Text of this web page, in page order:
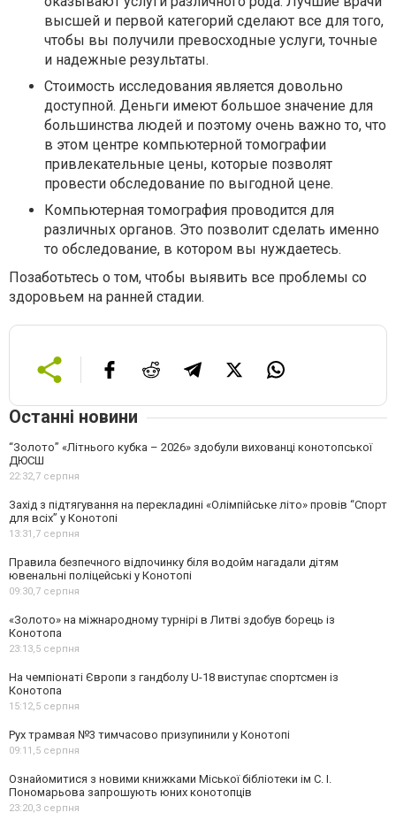
высшей и первой категорий сделают все для того,
чтобы вы получили превосходные услуги, точные
и надежные результаты.
Стоимость исследования является довольно
доступной. Деньги имеют большое значение для
большинства людей и поэтому очень важно то, что
в этом центре компьютерной томографии
привлекательные цены, которые позволят
провести обследование по выгодной цене.
Компьютерная томография проводится для
различных органов. Это позволит сделать именно
то обследование, в котором вы нуждаетесь.
Позаботьтесь о том, чтобы выявить все проблемы со
здоровьем на ранней стадии.
Останні новини
“Золото” «Літнього кубка – 2026» здобули вихованці конотопської
ДЮСШ
22:32,7 серпня
Захід з підтягування на перекладині «Олімпійське літо» провів “Спорт
для всіх” у Конотопі
13:31,7 серпня
Правила безпечного відпочинку біля водойм нагадали дітям
ювенальні поліцейські у Конотопі
09:30,7 серпня
«Золото» на міжнародному турнірі в Литві здобув борець із
Конотопа
23:13,5 серпня
На чемпіонаті Європи з гандболу U-18 виступає спортсмен із
Конотопа
15:12,5 серпня
Рух трамвая №3 тимчасово призупинили у Конотопі
09:11,5 серпня
Ознайомитися з новими книжками Міської бібліотеки ім С. І.
Пономарьова запрошують юних конотопців
23:20,3 серпня